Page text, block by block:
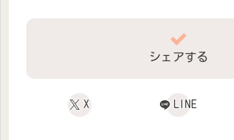
シェアする
X LINE